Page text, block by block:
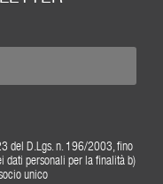
del D.Lgs. n. 196/2003, fino
dati personali per la finalità b)
unico